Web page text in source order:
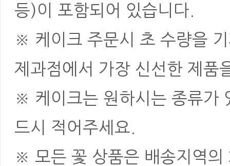
등)이 포함되어 있습니다.
※ 케이크 주문시 초 수량을
제과점에서 가장 신선한 제품
※ 케이크는 원하시는 종류가
드시 적어주세요.
※ 모든 꽃 상품은 배송지역의